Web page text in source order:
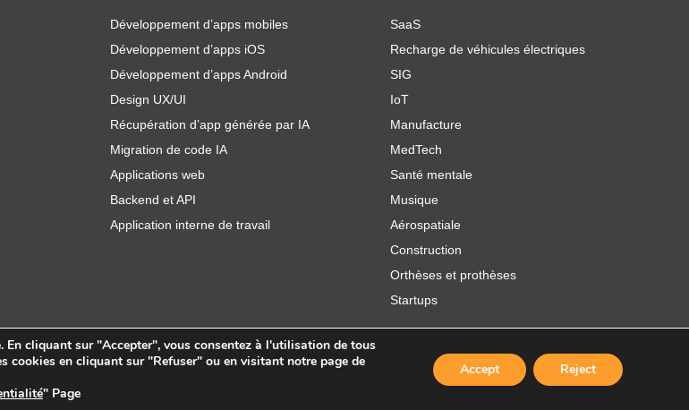
Développement d’apps mobiles
Développement d’apps iOS
Développement d’apps Android
Design UX/UI
Récupération d’app générée par IA
Migration de code IA
Applications web
Backend et API
Application interne de travail
SaaS
Recharge de véhicules électriques
SIG
IoT
Manufacture
MedTech
Santé mentale
Musique
Aérospatiale
Construction
Orthèses et prothèses
Startups
cliquant sur "Accepter", vous consentez à l'utilisation de tous
cookies en cliquant sur "Refuser" ou en visitant notre page de
" Page
Accept Reject